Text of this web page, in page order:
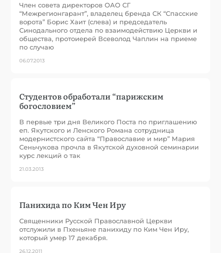
Член совета директоров ОАО СГ
“Межрегионгарант”, владелец бренда СК “Спасские
ворота” Борис Хаит (слева) и председатель
Синодального отдела по взаимодействию Церкви и
общества, протоиерей Всеволод Чаплин на приеме
по случаю
06.07.2013
Студентов обработали “парижским
богословием”
В первые три дня Великого Поста по приглашению
еп. Якутского и Ленского Романа сотрудница
модернистского сайта “Православие и мир” Мария
Сеньчукова прочла в Якутской духовной семинарии
курс лекций о так
21.03.2013
Панихида по Ким Чен Иру
Священники Русской Православной Церкви
отслужили в Пхеньяне панихиду по Ким Чен Иру,
который умер 17 декабря.
26.12.2011